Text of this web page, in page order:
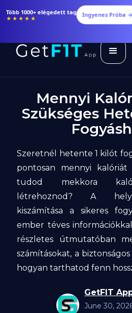
Több 1000+ elégedett tag
★★★★★ Ingyenes Próba →
Mennyi
Szükséges
Szeretnél hetente 1 kilót
pontosan mennyi
tudod mekkora
létrehoznod? A
kiszámítása a sikeres
ember téves
részletes útmutatóban
számításokat, a
hogyan tarthatod fenn
GetFIT
June 30,